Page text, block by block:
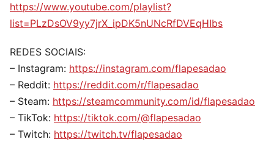
https://www.youtube.com/playlist?
list=PLzDsOV9yy7jrX_ipDK5nUNcRfDVEqHIbs
REDES SOCIAIS:
– Instagram: https://instagram.com/flapesadao
– Reddit: https://reddit.com/r/flapesadao
– Steam: https://steamcommunity.com/id/flapesadao
– TikTok: https://tiktok.com/@flapesadao
– Twitch: https://twitch.tv/flapesadao